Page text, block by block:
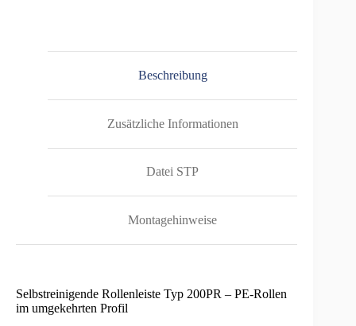
Beschreibung
Zusätzliche Informationen
Datei STP
Montagehinweise
Selbstreinigende Rollenleiste Typ 200PR – PE-Rollen
im umgekehrten Profil